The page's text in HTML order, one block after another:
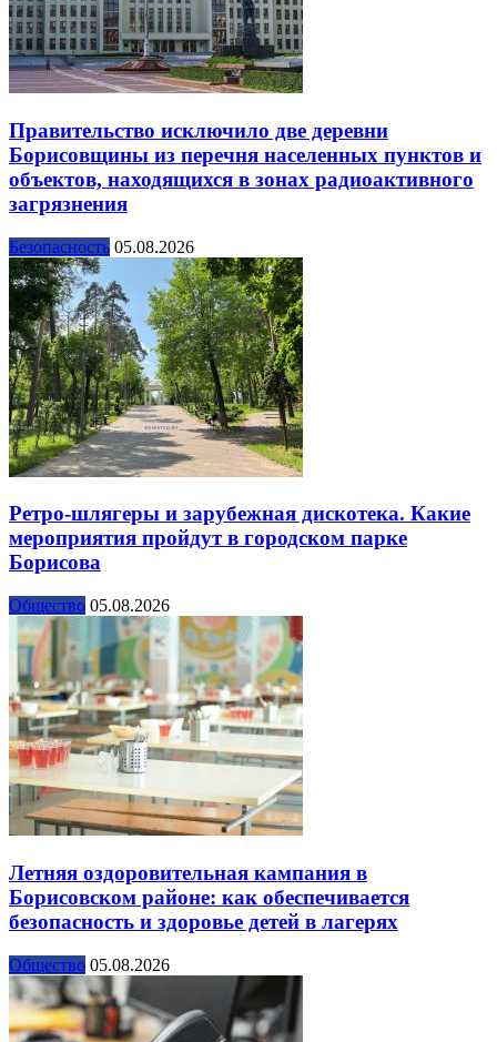
Правительство исключило две деревни
Борисовщины из перечня населенных пунктов и
объектов, находящихся в зонах радиоактивного
загрязнения
Безопасность 05.08.2026
Ретро-шлягеры и зарубежная дискотека. Какие
мероприятия пройдут в городском парке
Борисова
Общество 05.08.2026
Летняя оздоровительная кампания в
Борисовском районе: как обеспечивается
безопасность и здоровье детей в лагерях
Общество 05.08.2026